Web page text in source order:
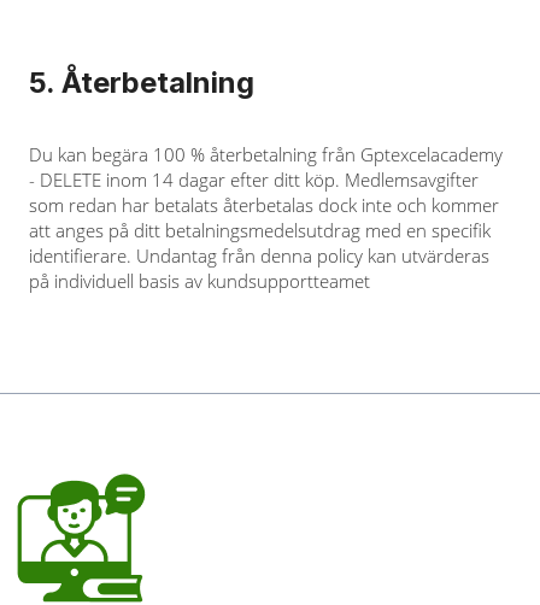
5. Återbetalning
Du kan begära 100 % återbetalning från Gptexcelacademy
- DELETE inom 14 dagar efter ditt köp. Medlemsavgifter
som redan har betalats återbetalas dock inte och kommer
att anges på ditt betalningsmedelsutdrag med en specifik
identifierare. Undantag från denna policy kan utvärderas
på individuell basis av kundsupportteamet